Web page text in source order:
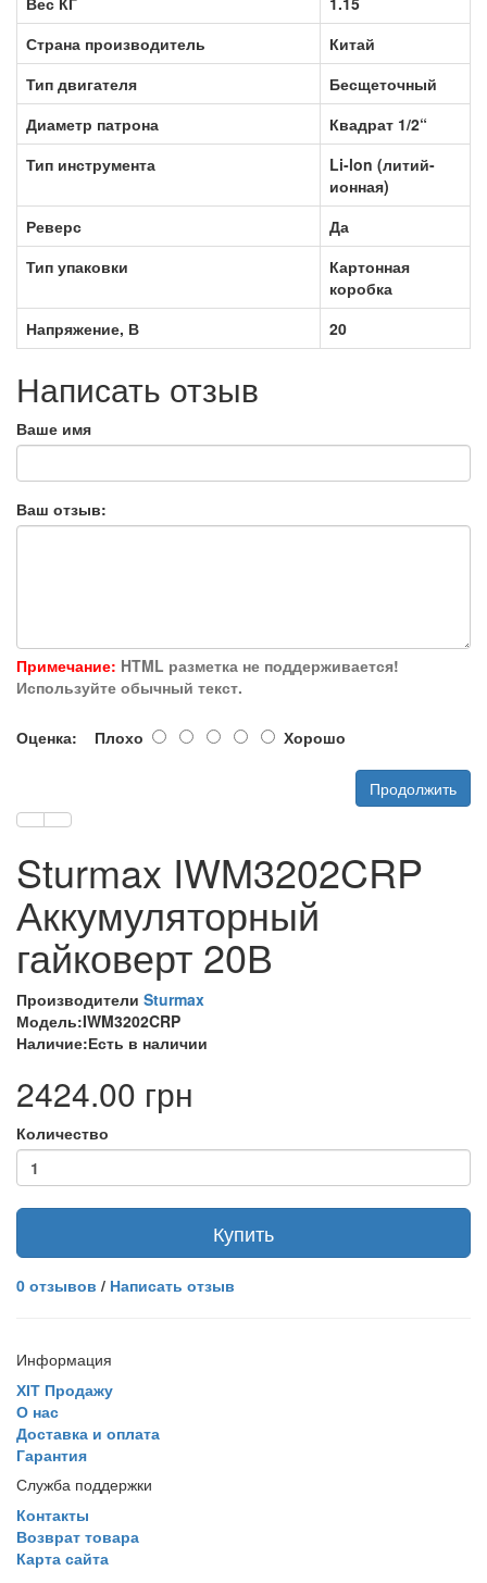
Страна производитель
Китай
Тип двигателя
Бесщеточный
Диаметр патрона
Квадрат 1/2“
Тип инструмента
Li-lon (литий-
ионная)
Реверс
Да
Тип упаковки
Картонная
коробка
Напряжение, В
20
Написать отзыв
Ваше имя
Ваш отзыв:
Примечание: HTML разметка не поддерживается!
Используйте обычный текст.
Оценка: Плохо Хорошо
Продолжить
Sturmax IWM3202CRP
Аккумуляторный
гайковерт 20В
Производители Sturmax
Модель:IWM3202CRP
Наличие:Есть в наличии
2424.00 грн
Количество
Купить
0 отзывов / Написать отзыв
Информация
ХІТ Продажу
О нас
Доставка и оплата
Гарантия
Служба поддержки
Контакты
Возврат товара
Карта сайта